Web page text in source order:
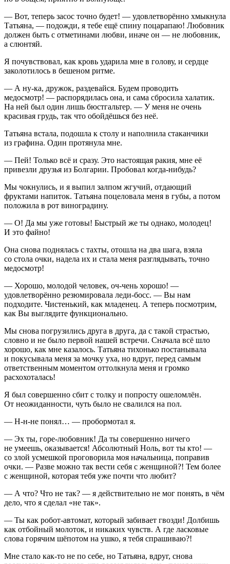
— Вот, теперь засос точно будет! — удовлетворённо хмыкнула
Татьяна, — подожди, я тебе ещё спину поцарапаю! Любовник
должен быть с отметинами любви, иначе он — не любовник,
а слюнтяй.
Я почувствовал, как кровь ударила мне в голову, и сердце
заколотилось в бешеном ритме.
— А ну-ка, дружок, раздевайся. Будем проводить
медосмотр! — распорядилась она, и сама сбросила халатик.
На ней был один лишь бюстгальтер. — У меня не очень
красивая грудь, так что обойдёшься без неё.
Татьяна встала, подошла к столу и наполнила стаканчики
из графина. Один протянула мне.
— Пей! Только всё и сразу. Это настоящая ракия, мне её
привезли друзья из Болгарии. Пробовал когда-нибудь?
Мы чокнулись, и я выпил залпом жгучий, отдающий
фруктами напиток. Татьяна поцеловала меня в губы, а потом
положила в рот виноградину.
— О! Да мы уже готовы! Быстрый же ты однако, молодец!
И это файно!
Она снова поднялась с тахты, отошла на два шага, взяла
со стола очки, надела их и стала меня разглядывать, точно
медосмотр!
— Хорошо, молодой человек, оч-чень хорошо! —
удовлетворённо резюмировала леди-босс. — Вы нам
подходите. Чистенький, как младенец. А теперь посмотрим,
как Вы выглядите функционально.
Мы снова погрузились друга в друга, да с такой страстью,
словно и не было первой нашей встречи. Сначала всё шло
хорошо, как мне казалось. Татьяна тихонько постанывала
и покусывала меня за мочку уха, но вдруг, перед самым
ответственным моментом оттолкнула меня и громко
расхохоталась!
Я был совершенно сбит с толку и попросту ошеломлён.
От неожиданности, чуть было не свалился на пол.
— Н-н-не понял… — пробормотал я.
— Эх ты, горе-любовник! Да ты совершенно ничего
не умеешь, оказывается! Абсолютный Ноль, вот ты кто! —
со злой усмешкой проговорила моя начальница, поправив
очки. — Разве можно так вести себя с женщиной?! Тем более
с женщиной, которая тебя уже почти что любит?
— А что? Что не так? — я действительно не мог понять, в чём
дело, что я сделал «не так».
— Ты как робот-автомат, который забивает гвозди! Долбишь
как отбойный молоток, и никаких чувств. А где ласковые
слова горячим шёпотом на ушко, я тебя спрашиваю?!
Мне стало как-то не по себе, но Татьяна, вдруг, снова